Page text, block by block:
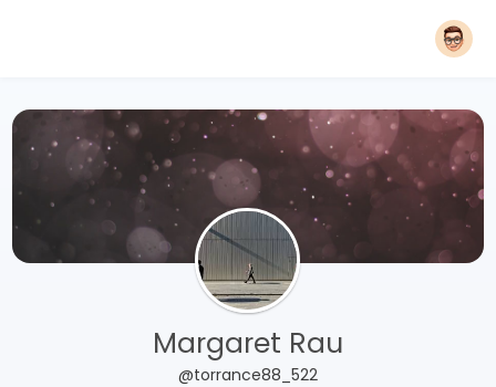
Margaret Rau
@torrance88_522